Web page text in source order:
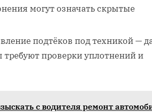
могут означать скрытые
подтёков под техникой —
проверки уплотнений и
с водителя ремонт